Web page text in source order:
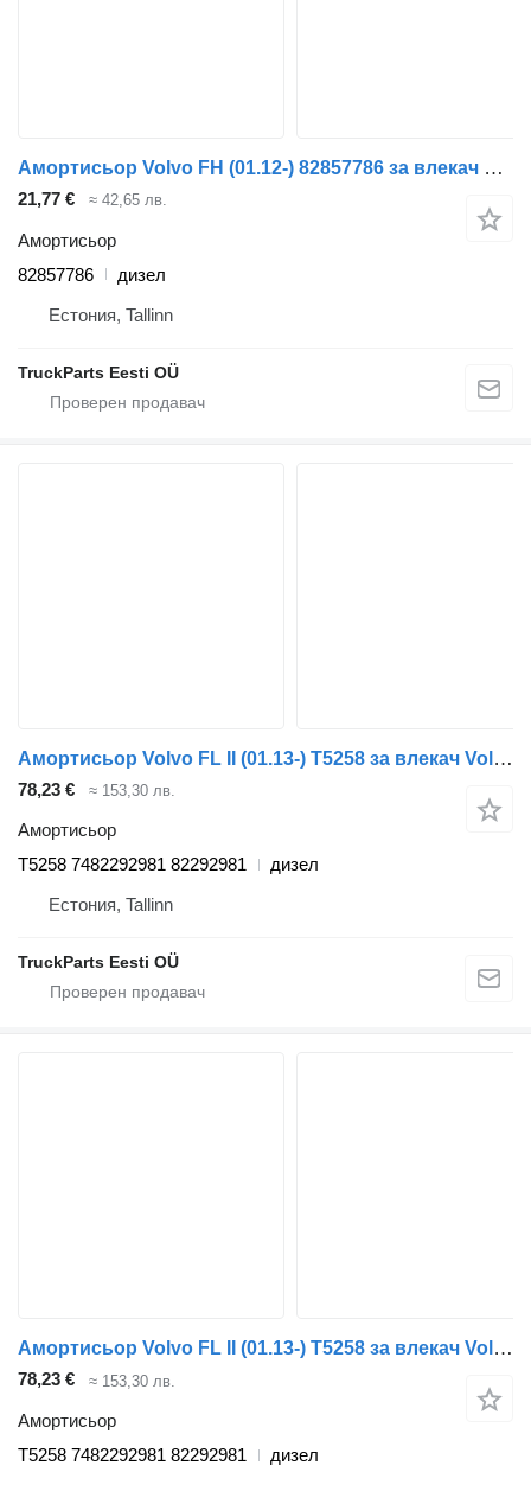
Амортисьор Volvo FH (01.12-) 82857786 за влекач Volvo FH, FM, FMX-4 series (2013-)
21,77 € ≈ 42,65 лв.
Амортисьор
82857786
дизел
Естония, Tallinn
TruckParts Eesti OÜ
Амортисьор Volvo FL II (01.13-) T5258 за влекач Volvo FL, FE (2013-)
78,23 € ≈ 153,30 лв.
Амортисьор
T5258 7482292981 82292981
дизел
Естония, Tallinn
TruckParts Eesti OÜ
Амортисьор Volvo FL II (01.13-) T5258 за влекач Volvo FL, FE (2013-)
78,23 € ≈ 153,30 лв.
Амортисьор
T5258 7482292981 82292981
дизел